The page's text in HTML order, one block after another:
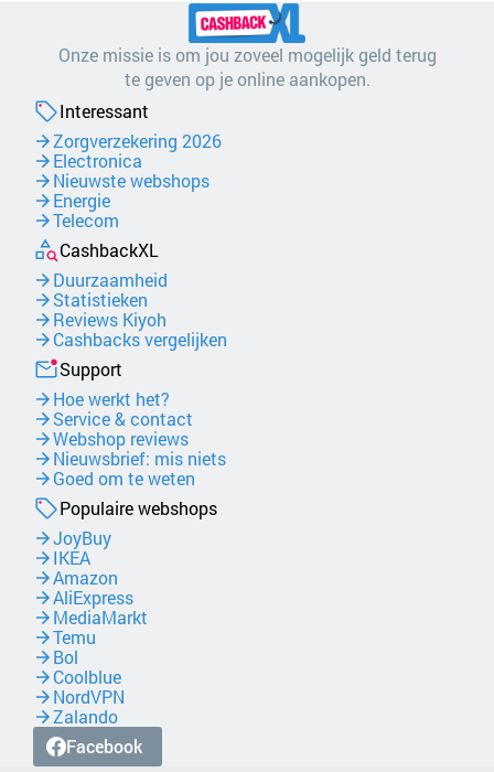
Onze missie is om jou zoveel mogelijk geld terug
te geven op je online aankopen.
Interessant
Zorgverzekering 2026
Electronica
Nieuwste webshops
Energie
Telecom
CashbackXL
Duurzaamheid
Statistieken
Reviews Kiyoh
Cashbacks vergelijken
Support
Hoe werkt het?
Service & contact
Webshop reviews
Nieuwsbrief: mis niets
Goed om te weten
Populaire webshops
JoyBuy
IKEA
Amazon
AliExpress
MediaMarkt
Temu
Bol
Coolblue
NordVPN
Zalando
Facebook